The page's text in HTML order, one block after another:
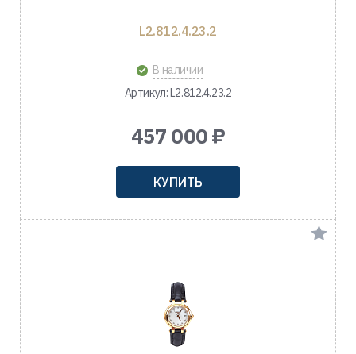
L2.812.4.23.2
В наличии
Артикул: L2.812.4.23.2
457 000 ₽
КУПИТЬ